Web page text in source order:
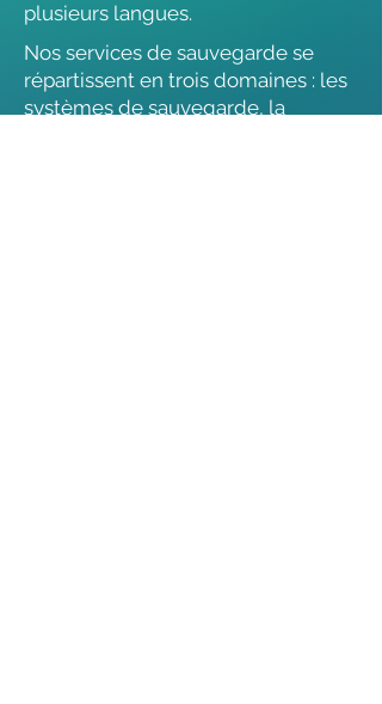
plusieurs langues.
Nos services de sauvegarde se
répartissent en trois domaines : les
systèmes de sauvegarde, la